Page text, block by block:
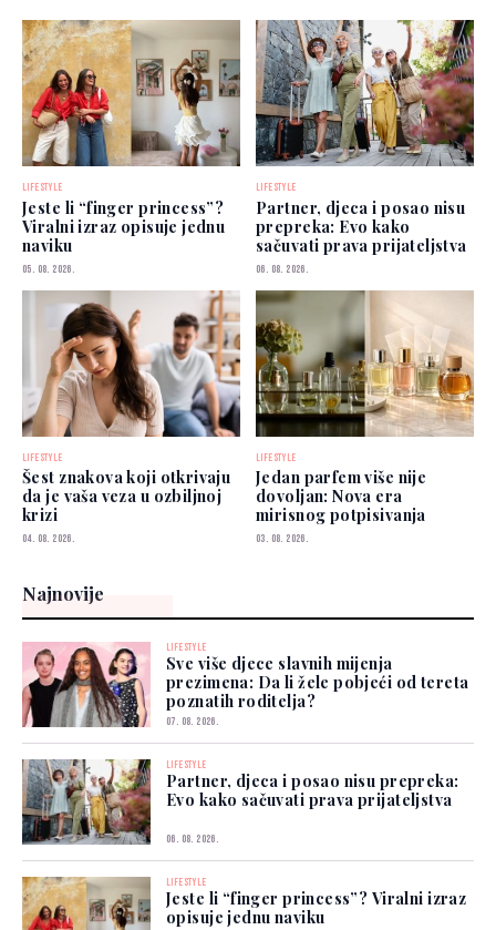
LIFESTYLE
Jeste li “finger princess”?
Viralni izraz opisuje jednu
naviku
05. 08. 2026.
LIFESTYLE
Partner, djeca i posao nisu
prepreka: Evo kako
sačuvati prava prijateljstva
06. 08. 2026.
LIFESTYLE
Šest znakova koji otkrivaju
da je vaša veza u ozbiljnoj
krizi
04. 08. 2026.
LIFESTYLE
Jedan parfem više nije
dovoljan: Nova era
mirisnog potpisivanja
03. 08. 2026.
Najnovije
LIFESTYLE
Sve više djece slavnih mijenja
prezimena: Da li žele pobjeći od tereta
poznatih roditelja?
07. 08. 2026.
LIFESTYLE
Partner, djeca i posao nisu prepreka:
Evo kako sačuvati prava prijateljstva
06. 08. 2026.
LIFESTYLE
Jeste li “finger princess”? Viralni izraz
opisuje jednu naviku